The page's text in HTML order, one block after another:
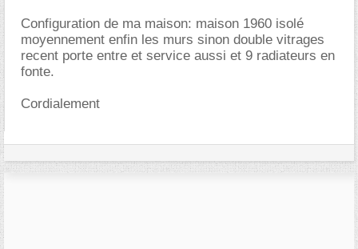
Configuration de ma maison: maison 1960 isolé
moyennement enfin les murs sinon double vitrages
recent porte entre et service aussi et 9 radiateurs en
fonte.
Cordialement